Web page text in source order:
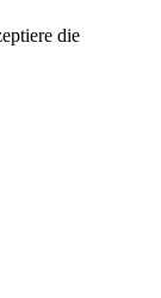
die